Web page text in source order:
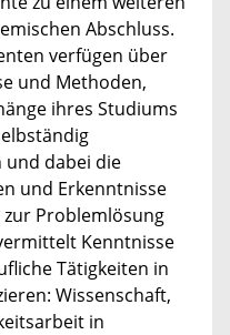
Abschluss.
verfügen über
und Methoden,
ihres Studiums
und dabei die
und Erkenntnisse
Problemlösung
Kenntnisse
Tätigkeiten in
Wissenschaft,
in